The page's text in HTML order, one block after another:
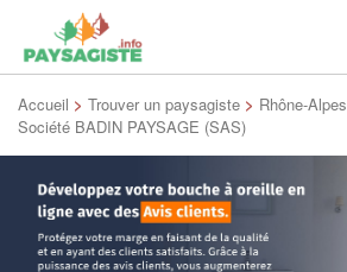
Accueil > Trouver un paysagiste > Rhône-Alpes
Société BADIN PAYSAGE (SAS)